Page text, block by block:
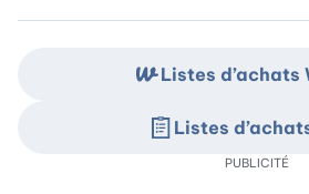
Listes d’achats
Listes
PUBLICITÉ